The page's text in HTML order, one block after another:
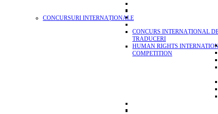
CONCURSURI INTERNAȚIONALE
CONCURS INTERNAȚIONAL
TRADUCERI
HUMAN RIGHTS
COMPETITION